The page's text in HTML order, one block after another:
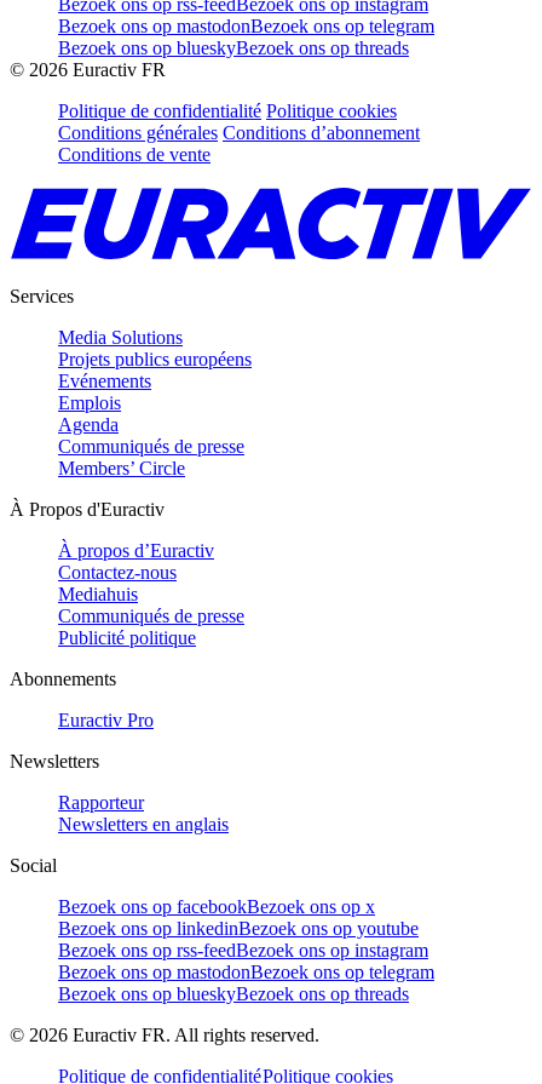
Bezoek ons op mastodonBezoek ons op telegram
Bezoek ons op blueskyBezoek ons op threads
© 2026 Euractiv FR
Politique de confidentialité Politique cookies
Conditions générales Conditions d’abonnement
Conditions de vente
Services
Media Solutions
Projets publics européens
Evénements
Emplois
Agenda
Communiqués de presse
Members’ Circle
À Propos d'Euractiv
À propos d’Euractiv
Contactez-nous
Mediahuis
Communiqués de presse
Publicité politique
Abonnements
Euractiv Pro
Newsletters
Rapporteur
Newsletters en anglais
Social
Bezoek ons op facebookBezoek ons op x
Bezoek ons op linkedinBezoek ons op youtube
Bezoek ons op rss-feedBezoek ons op instagram
Bezoek ons op mastodonBezoek ons op telegram
Bezoek ons op blueskyBezoek ons op threads
© 2026 Euractiv FR. All rights reserved.
Politique de confidentialitéPolitique cookies